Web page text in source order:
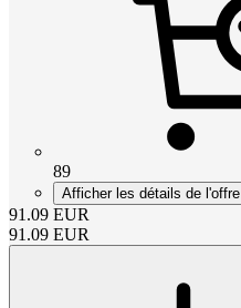
89
Afficher les détails de l'offre
91.09 EUR
91.09 EUR